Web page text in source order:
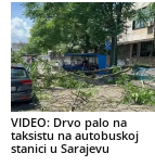
VIDEO: Drvo palo na
taksistu na autobuskoj
stanici u Sarajevu